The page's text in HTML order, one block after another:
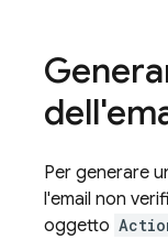
Per generare
l'email non
oggetto